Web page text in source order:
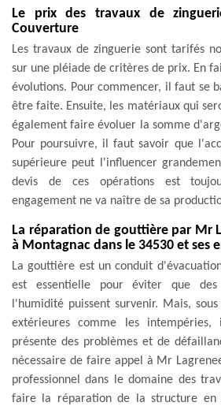
Le prix des travaux de
Couverture
Les travaux de zinguerie sont tarifés
sur une pléiade de critères de prix. En
évolutions. Pour commencer, il faut se
être faite. Ensuite, les matériaux qui
également faire évoluer la somme
Pour poursuivre, il faut savoir que
supérieure peut l'influencer
devis de ces opérations est
engagement ne va naître de sa
La réparation de gouttière par Mr
à Montagnac dans le 34530 et ses
La gouttière est un conduit
est essentielle pour éviter que des
l'humidité puissent survenir. Mais,
extérieures comme les
présente des problèmes et de
nécessaire de faire appel à Mr
professionnel dans le domaine des
faire la réparation de la structure en